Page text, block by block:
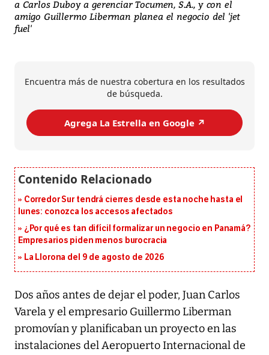
a Carlos Duboy a gerenciar Tocumen, S.A., y con el
amigo Guillermo Liberman planea el negocio del 'jet
fuel'
Encuentra más de nuestra cobertura en los resultados
de búsqueda.
Agrega La Estrella en Google ↗️
Corredor Sur tendrá cierres desde esta noche hasta el
lunes: conozca los accesos afectados
¿Por qué es tan difícil formalizar un negocio en Panamá?
Empresarios piden menos burocracia
La Llorona del 9 de agosto de 2026
Dos años antes de dejar el poder, Juan Carlos
Varela y el empresario Guillermo Liberman
promovían y planificaban un proyecto en las
instalaciones del Aeropuerto Internacional de